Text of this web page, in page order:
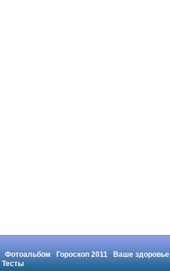
Фотоальбом Гороскоп 2011 Ваше здоровье
Тесты